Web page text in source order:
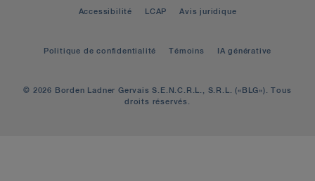
Accessibilité LCAP Avis juridique
Politique de confidentialité Témoins IA générative
© 2026 Borden Ladner Gervais S.E.N.C.R.L., S.R.L. («BLG»). Tous
droits réservés.